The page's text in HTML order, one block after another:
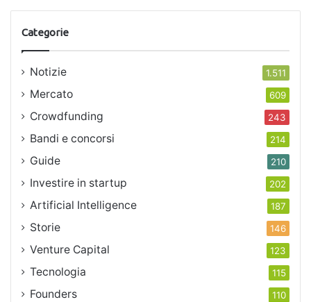
Categorie
Notizie 1.511
Mercato 609
Crowdfunding 243
Bandi e concorsi 214
Guide 210
Investire in startup 202
Artificial Intelligence 187
Storie 146
Venture Capital 123
Tecnologia 115
Founders 110